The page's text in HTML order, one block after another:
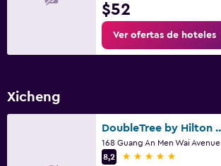
$52
Ver ofertas de hoteles
Xicheng
DoubleTree
8,2
5 estrellas